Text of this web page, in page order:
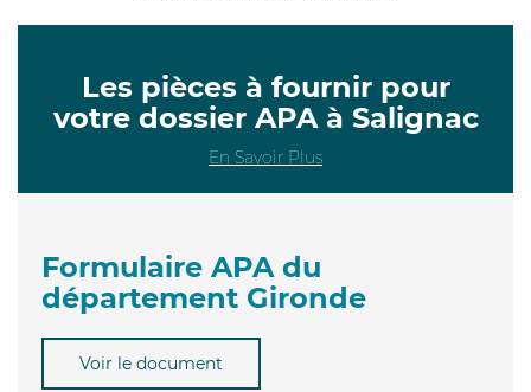
Les pièces à fournir pour
votre dossier APA à Salignac
En Savoir Plus
Formulaire APA du
département Gironde
Voir le document